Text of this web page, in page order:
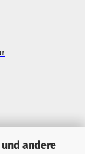
andere